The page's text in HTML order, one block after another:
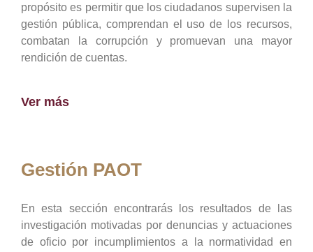
propósito es permitir que los ciudadanos supervisen la
gestión pública, comprendan el uso de los recursos,
combatan la corrupción y promuevan una mayor
rendición de cuentas.
Ver más
Gestión PAOT
En esta sección encontrarás los resultados de las
investigación motivadas por denuncias y actuaciones
de oficio por incumplimientos a la normatividad en